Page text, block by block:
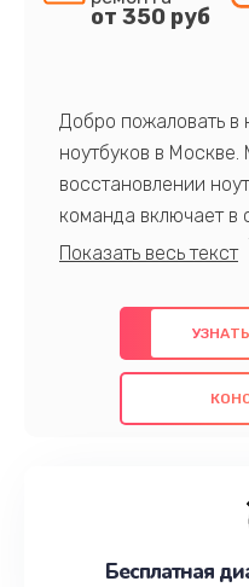
от 350 руб
Добро пожаловать в
ноутбуков в
восстановлении
команда включает в
профессионалов с
многолетним
предлагаем
использованием
также гарантируем
проведенных работ.
наилучшим образом.
Бесплатная